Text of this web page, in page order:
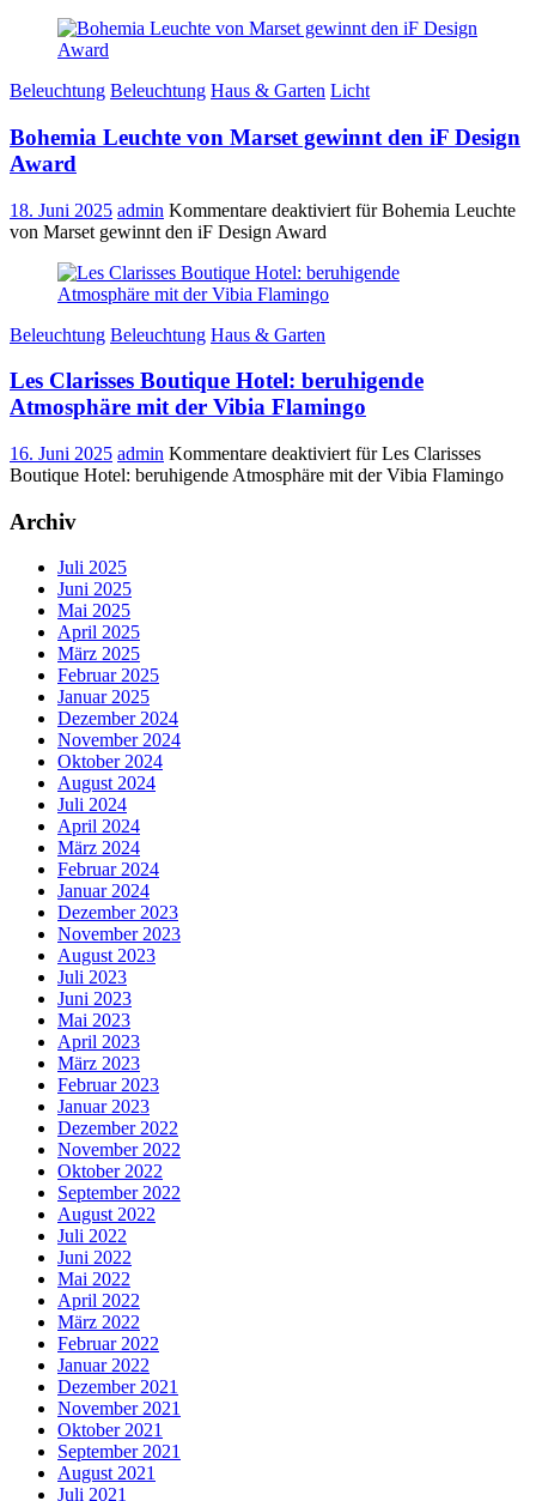
Beleuchtung Beleuchtung Haus & Garten Licht
Bohemia Leuchte von Marset gewinnt den iF Design
Award
18. Juni 2025 admin Kommentare deaktiviert für Bohemia Leuchte
von Marset gewinnt den iF Design Award
Beleuchtung Beleuchtung Haus & Garten
Les Clarisses Boutique Hotel: beruhigende
Atmosphäre mit der Vibia Flamingo
16. Juni 2025 admin Kommentare deaktiviert für Les Clarisses
Boutique Hotel: beruhigende Atmosphäre mit der Vibia Flamingo
Archiv
Juli 2025
Juni 2025
Mai 2025
April 2025
März 2025
Februar 2025
Januar 2025
Dezember 2024
November 2024
Oktober 2024
August 2024
Juli 2024
April 2024
März 2024
Februar 2024
Januar 2024
Dezember 2023
November 2023
August 2023
Juli 2023
Juni 2023
Mai 2023
April 2023
März 2023
Februar 2023
Januar 2023
Dezember 2022
November 2022
Oktober 2022
September 2022
August 2022
Juli 2022
Juni 2022
Mai 2022
April 2022
März 2022
Februar 2022
Januar 2022
Dezember 2021
November 2021
Oktober 2021
September 2021
August 2021
Juli 2021